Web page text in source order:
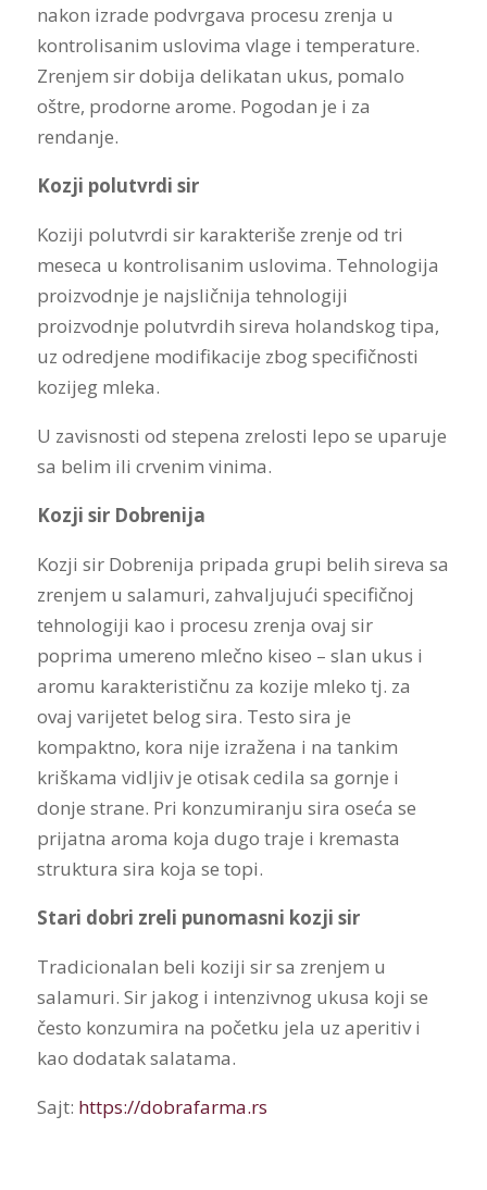
nakon izrade podvrgava procesu zrenja u
kontrolisanim uslovima vlage i temperature.
Zrenjem sir dobija delikatan ukus, pomalo
oštre, prodorne arome. Pogodan je i za
rendanje.
Kozji polutvrdi sir
Koziji polutvrdi sir karakteriše zrenje od tri
meseca u kontrolisanim uslovima. Tehnologija
proizvodnje je najsličnija tehnologiji
proizvodnje polutvrdih sireva holandskog tipa,
uz odredjene modifikacije zbog specifičnosti
kozijeg mleka.
U zavisnosti od stepena zrelosti lepo se uparuje
sa belim ili crvenim vinima.
Kozji sir Dobrenija
Kozji sir Dobrenija pripada grupi belih sireva sa
zrenjem u salamuri, zahvaljujući specifičnoj
tehnologiji kao i procesu zrenja ovaj sir
poprima umereno mlečno kiseo – slan ukus i
aromu karakterističnu za kozije mleko tj. za
ovaj varijetet belog sira. Testo sira je
kompaktno, kora nije izražena i na tankim
kriškama vidljiv je otisak cedila sa gornje i
donje strane. Pri konzumiranju sira oseća se
prijatna aroma koja dugo traje i kremasta
struktura sira koja se topi.
Stari dobri zreli punomasni kozji sir
Tradicionalan beli koziji sir sa zrenjem u
salamuri. Sir jakog i intenzivnog ukusa koji se
često konzumira na početku jela uz aperitiv i
kao dodatak salatama.
Sajt: https://dobrafarma.rs